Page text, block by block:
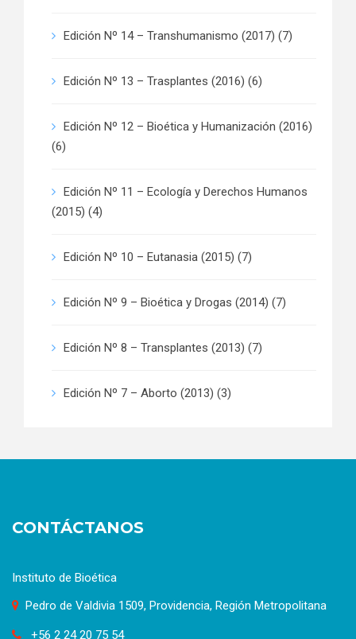
Edición Nº 14 – Transhumanismo (2017) (7)
Edición Nº 13 – Trasplantes (2016) (6)
Edición Nº 12 – Bioética y Humanización (2016)
(6)
Edición Nº 11 – Ecología y Derechos Humanos
(2015) (4)
Edición Nº 10 – Eutanasia (2015) (7)
Edición Nº 9 – Bioética y Drogas (2014) (7)
Edición Nº 8 – Transplantes (2013) (7)
Edición Nº 7 – Aborto (2013) (3)
CONTÁCTANOS
Instituto de Bioética
Pedro de Valdivia 1509, Providencia, Región Metropolitana
+56 2 24 20 75 54